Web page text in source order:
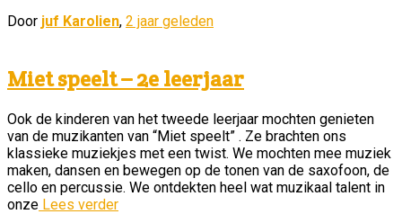
Door juf Karolien, 2 jaar geleden
Miet speelt – 2e leerjaar
Ook de kinderen van het tweede leerjaar mochten genieten
van de muzikanten van “Miet speelt” . Ze brachten ons
klassieke muziekjes met een twist. We mochten mee muziek
maken, dansen en bewegen op de tonen van de saxofoon, de
cello en percussie. We ontdekten heel wat muzikaal talent in
onze Lees verder